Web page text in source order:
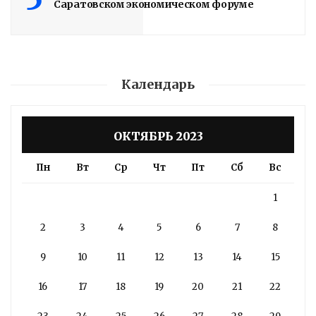
Саратовском экономическом форуме
Календарь
ОКТЯБРЬ 2023
Пн Вт Ср Чт Пт Сб Вс
1
2 3 4 5 6 7 8
9 10 11 12 13 14 15
16 17 18 19 20 21 22